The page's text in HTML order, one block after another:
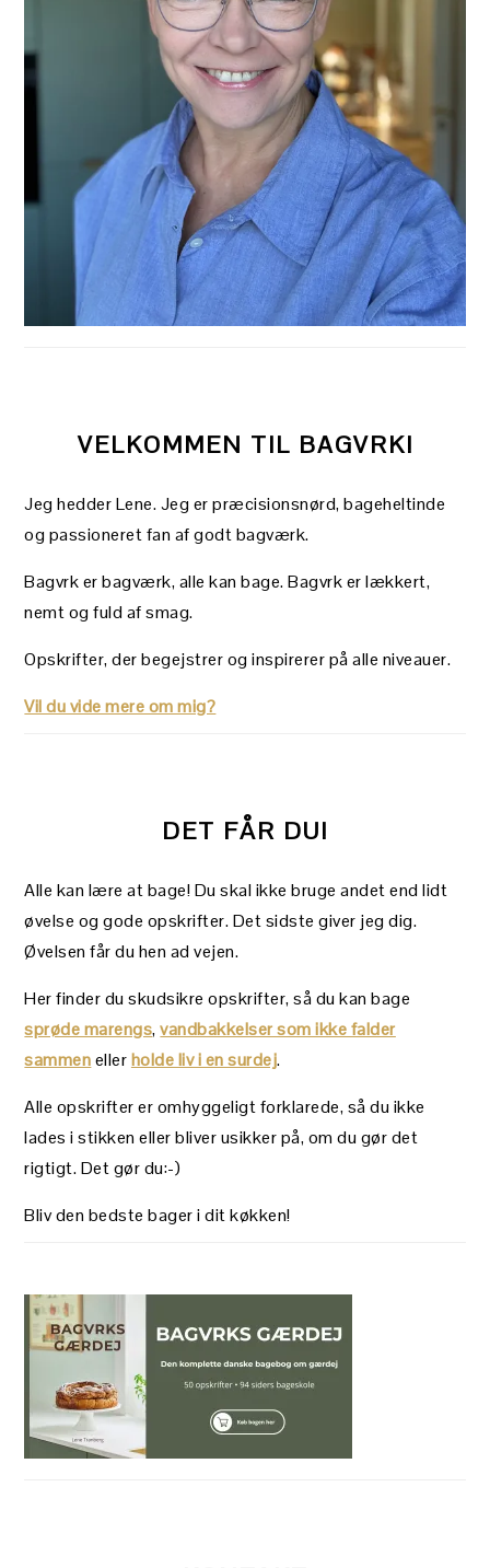
VELKOMMEN TIL BAGVRK!
Jeg hedder Lene. Jeg er præcisionsnørd, bageheltinde
og passioneret fan af godt bagværk.
Bagvrk er bagværk, alle kan bage. Bagvrk er lækkert,
nemt og fuld af smag.
Opskrifter, der begejstrer og inspirerer på alle niveauer.
Vil du vide mere om mig?
DET FÅR DU!
Alle kan lære at bage! Du skal ikke bruge andet end lidt
øvelse og gode opskrifter. Det sidste giver jeg dig.
Øvelsen får du hen ad vejen.
Her finder du skudsikre opskrifter, så du kan bage
sprøde marengs,vandbakkelser som ikke falder
sammenellerholde liv i en surdej.
Alle opskrifter er omhyggeligt forklarede, så du ikke
lades i stikken eller bliver usikker på, om du gør det
rigtigt. Det gør du:-)
Bliv den bedste bager i dit køkken!